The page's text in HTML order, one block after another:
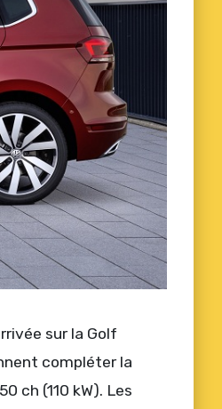
sur la Golf
compléter la
ch (110 kW). Les